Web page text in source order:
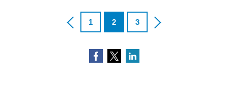
1 2 3
Facebook
TwitterLinkedIn